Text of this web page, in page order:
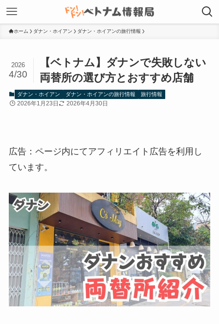
ホーム ダナン・ホイアン ダナン・ホイアンの旅行情報
【ベトナム】ダナンで失敗しない
両替所の選び方とおすすめ店舗
2026
4/30
ダナン・ホイアン ダナン・ホイアンの旅行情報 旅行情報
2026年1月23日 2026年4月30日
広告：ページ内にてアフィリエイト広告を利用し
ています。